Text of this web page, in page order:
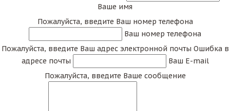
Ваше имя
Пожалуйста, введите Ваш номер телефона
Ваш номер телефона
Пожалуйста, введите Ваш адрес электронной почты Ошибка в
адресе почты
Ваш E-mail
Пожалуйста, введите Ваше сообщение